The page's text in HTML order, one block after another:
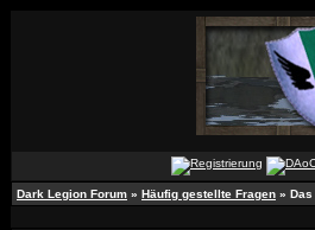
Dark Legion Forum » Häufig gestellte Fragen »